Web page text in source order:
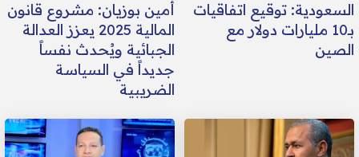
السعودية: توقيع اتفاقيات
بـ10 مليارات دولار مع
الصين
أمين بوزيان: مشروع قانون
المالية 2025 يعزز العدالة
الجبائية ويُحدث نفساً
جديداً في السياسة
الضريبية